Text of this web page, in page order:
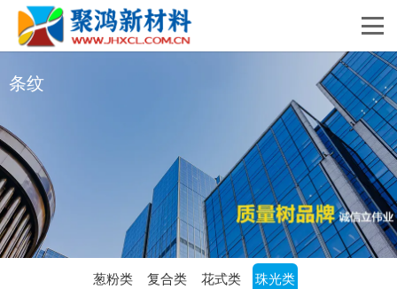
条纹
葱粉类 复合类 花式类 珠光类